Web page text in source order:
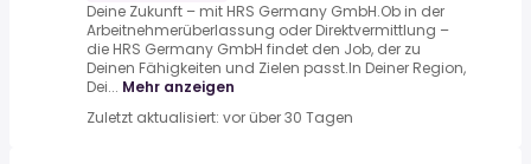
Deine Zukunft – mit HRS Germany GmbH.Ob in der
Arbeitnehmerüberlassung oder Direktvermittlung –
die HRS Germany GmbH findet den Job, der zu
Deinen Fähigkeiten und Zielen passt.In Deiner Region,
Dei... Mehr anzeigen
Zuletzt aktualisiert: vor über 30 Tagen